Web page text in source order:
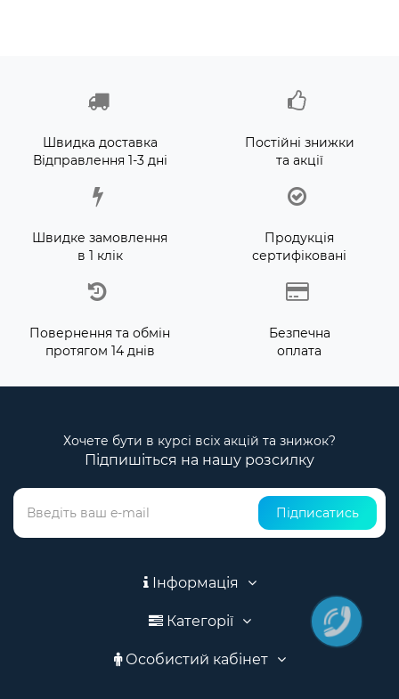
Швидка доставка
Відправлення 1-3 дні
Постійні знижки
та акції
Швидке замовлення
в 1 клік
Продукція
сертифіковані
Повернення та обмін
протягом 14 днів
Безпечна
оплата
Хочете бути в курсі всіх акцій та знижок?
Підпишіться на нашу розсилку
Підписатись
Інформація
Категорії
Особистий кабінет